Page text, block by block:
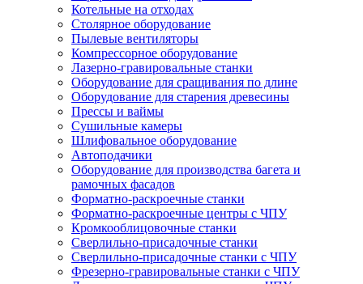
Котельные на отходах
Столярное оборудование
Пылевые вентиляторы
Компрессорное оборудование
Лазерно-гравировальные станки
Оборудование для сращивания по длине
Оборудование для старения древесины
Прессы и ваймы
Сушильные камеры
Шлифовальное оборудование
Автоподачики
Оборудование для производства багета и
рамочных фасадов
Форматно-раскроечные станки
Форматно-раскроечные центры с ЧПУ
Кромкооблицовочные станки
Сверлильно-присадочные станки
Сверлильно-присадочные станки с ЧПУ
Фрезерно-гравировальные станки с ЧПУ